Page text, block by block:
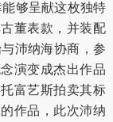
能够呈献这枚独特
董表款，并装配
沛纳海协商，参
演变成杰出作品
富艺斯拍卖其标
作品，此次沛纳